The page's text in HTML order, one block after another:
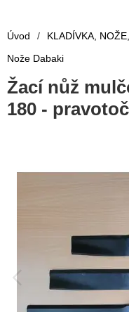
Úvod / KLADÍVKA,
Nože Dabaki
Žací nůž
180 -